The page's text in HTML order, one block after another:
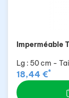
Imperméable
Lg : 50 cm -
18,44 €*